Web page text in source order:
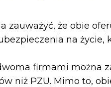
zauważyć, że obie
na
firmami można
niż PZU. Mimo to,